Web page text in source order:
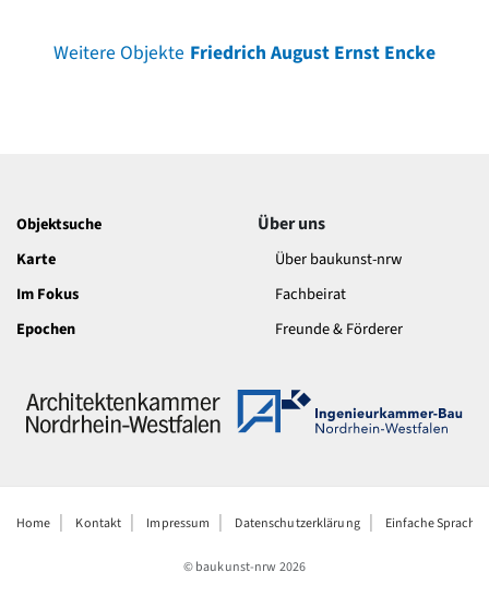
Weitere Objekte Friedrich August Ernst Encke
Objektsuche
Karte
Im Fokus
Epochen
Über uns
Über baukunst-nrw
Fachbeirat
Freunde & Förderer
Home Kontakt Impressum Datenschutzerklärung Einfache Sprache
© baukunst-nrw2026